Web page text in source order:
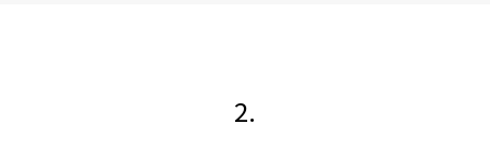
2.